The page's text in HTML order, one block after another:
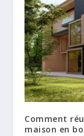
Comment
maison en